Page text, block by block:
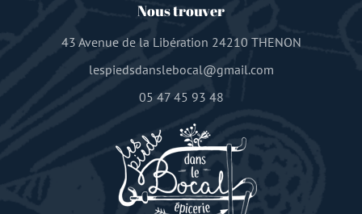
Nous trouver
43 Avenue de la Libération 24210 THENON
lespiedsdanslebocal@gmail.com
05 47 45 93 48